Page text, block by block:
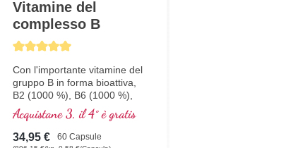
Average rating of 5 out of 5 stars
Vitamine del
complesso B
Con l'importante vitamine del
gruppo B in forma bioattiva,
B2 (1000 %), B6 (1000 %),
B12 (5000 %) e l'acido folico
(400 %) e tutti gli altri
vitamine-B. Con
Acquistane 3, il 4° è gratis
34,95 € 60 Capsule